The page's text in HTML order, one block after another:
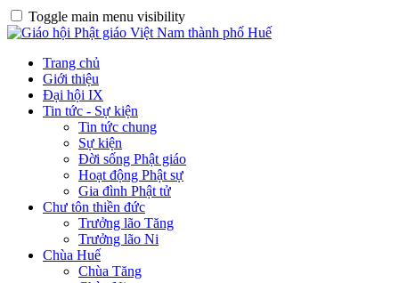
Toggle main menu visibility
Trang chủ
Giới thiệu
Đại hội IX
Tin tức - Sự kiện
Tin tức chung
Sự kiện
Đời sống Phật giáo
Hoạt động Phật sự
Gia đình Phật tử
Chư tôn thiền đức
Trưởng lão Tăng
Trưởng lão Ni
Chùa Huế
Chùa Tăng